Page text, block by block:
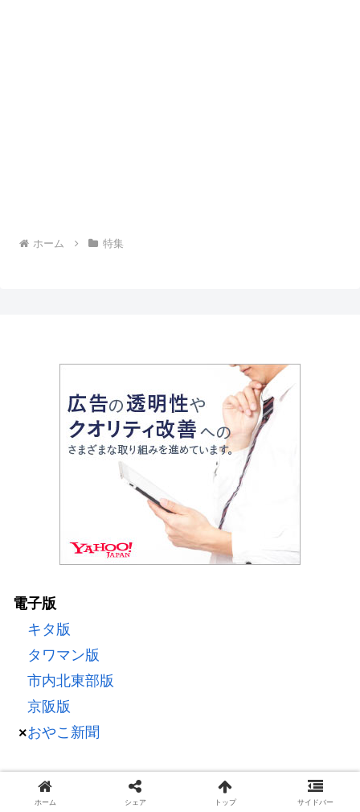
ホーム 特集
×
電子版
キタ版
タワマン版
市内北東部版
京阪版
おやこ新聞
ホーム シェア トップ サイドバー